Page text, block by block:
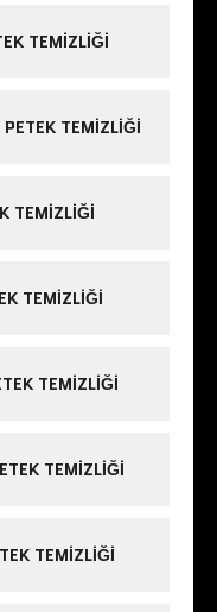
TEMIZLIĞI
TEMIZLIĞI
TEMIZLIĞI
TEMIZLIĞI
TEMIZLIĞI
TEMIZLIĞI
TEMIZLIĞI